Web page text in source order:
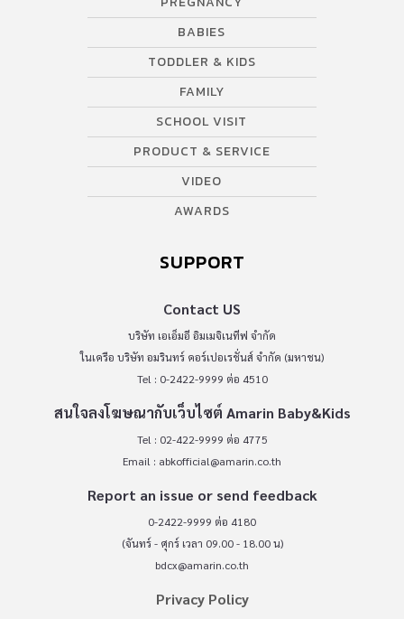
BABIES
TODDLER & KIDS
FAMILY
SCHOOL VISIT
PRODUCT & SERVICE
VIDEO
AWARDS
SUPPORT
Contact US
บริษัท เอเอ็มอี อิมเมจิเนทีฟ จำกัด
ในเครือ บริษัท อมรินทร์ คอร์เปอเรชั่นส์ จำกัด (มหาชน)
Tel : 0-2422-9999 ต่อ 4510
สนใจลงโฆษณากับเว็บไซต์ Amarin Baby&Kids
Tel : 02-422-9999 ต่อ 4775
Email : abkofficial@amarin.co.th
Report an issue or send feedback
0-2422-9999 ต่อ 4180
(จันทร์ - ศุกร์ เวลา 09.00 - 18.00 น)
bdcx@amarin.co.th
Privacy Policy